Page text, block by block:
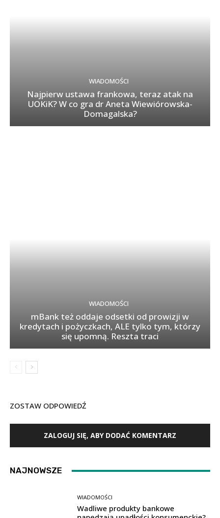
WIADOMOŚCI
Najpierw ustawa frankowa, teraz atak na
UOKiK? W co gra dr Aneta Wiewiórowska-
Domagalska?
WIADOMOŚCI
mBank też oddaje odsetki od prowizji w
kredytach i pożyczkach, ALE tylko tym, którzy
się upomną. Reszta traci
ZOSTAW ODPOWIEDŹ
ZALOGUJ SIĘ, ABY DODAĆ KOMENTARZ
NAJNOWSZE
WIADOMOŚCI
Wadliwe produkty bankowe